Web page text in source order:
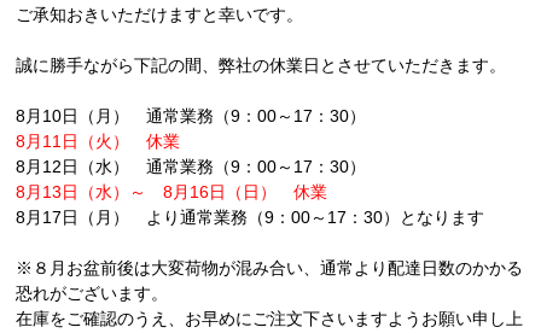
ご承知おきいただけますと幸いです。
誠に勝手ながら下記の間、弊社の休業日とさせていただきます。
8月10日（月） 通常業務（9：00～17：30）
8月11日（火）休業
8月12日（水） 通常業務（9：00～17：30）
8月13日（水）～8月16日（日） 休業
8月17日（月） より通常業務（9：00～17：30）となります
※８月お盆前後は大変荷物が混み合い、通常より配達日数のかかる
恐れがございます。
在庫をご確認のうえ、お早めにご注文下さいますようお願い申し上